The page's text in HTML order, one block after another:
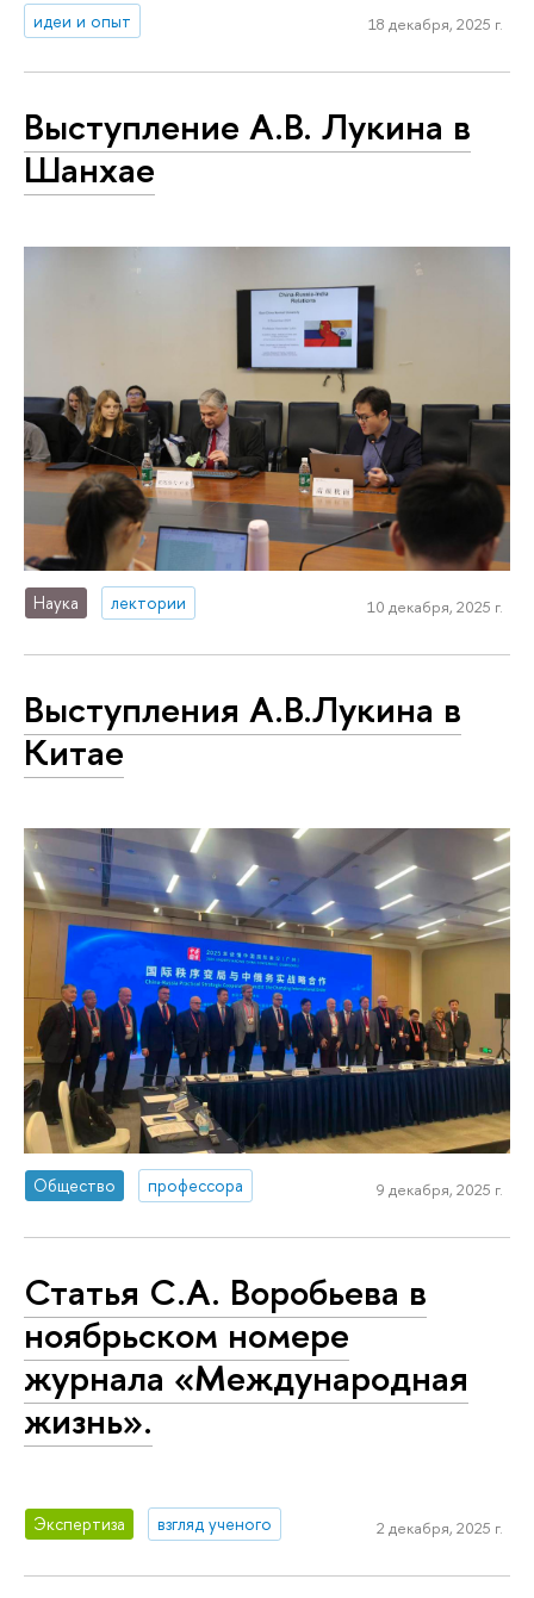
идеи и опыт
18 декабря, 2025 г.
Выступление А.В. Лукина в
Шанхае
Наука лектории 10 декабря, 2025 г.
Выступления А.В.Лукина в
Китае
Общество профессора 9 декабря, 2025 г.
Статья С.А. Воробьева в
ноябрьском номере
журнала «Международная
жизнь».
Экспертиза взгляд ученого 2 декабря, 2025 г.